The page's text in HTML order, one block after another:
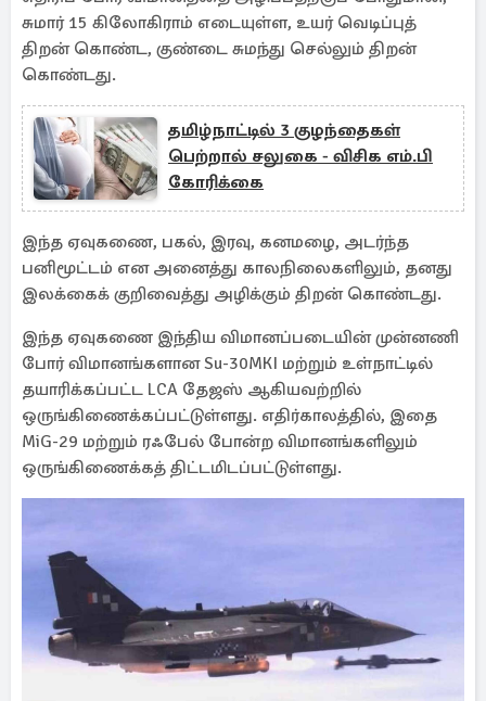
சுமார் 15 கிலோகிராம் எடையுள்ள, உயர் வெடிப்புத்
திறன் கொண்ட, குண்டை சுமந்து செல்லும் திறன்
கொண்டது.
தமிழ்நாட்டில் 3 குழந்தைகள்
பெற்றால் சலுகை - விசிக எம்.பி
கோரிக்கை
இந்த ஏவுகணை, பகல், இரவு, கனமழை, அடர்ந்த
பனிமூட்டம் என அனைத்து காலநிலைகளிலும், தனது
இலக்கைக் குறிவைத்து அழிக்கும் திறன் கொண்டது.
இந்த ஏவுகணை இந்திய விமானப்படையின் முன்னணி
போர் விமானங்களான Su-30MKI மற்றும் உள்நாட்டில்
தயாரிக்கப்பட்ட LCA தேஜஸ் ஆகியவற்றில்
ஒருங்கிணைக்கப்பட்டுள்ளது. எதிர்காலத்தில், இதை
MiG-29 மற்றும் ரஃபேல் போன்ற விமானங்களிலும்
ஒருங்கிணைக்கத் திட்டமிடப்பட்டுள்ளது.